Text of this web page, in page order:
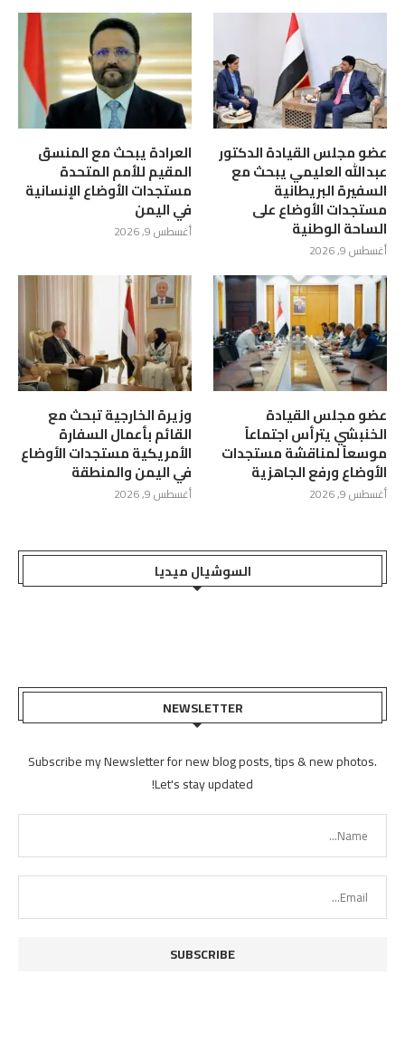
عضو مجلس القيادة الدكتور
عبدالله العليمي يبحث مع
السفيرة البريطانية
مستجدات الأوضاع على
الساحة الوطنية
أغسطس 9, 2026
العرادة يبحث مع المنسق
المقيم للأمم المتحدة
مستجدات الأوضاع الإنسانية
في اليمن
أغسطس 9, 2026
عضو مجلس القيادة
الخنبشي يترأس اجتماعاً
موسعاً لمناقشة مستجدات
الأوضاع ورفع الجاهزية
أغسطس 9, 2026
وزيرة الخارجية تبحث مع
القائم بأعمال السفارة
الأمريكية مستجدات الأوضاع
في اليمن والمنطقة
أغسطس 9, 2026
السوشيال ميديا
NEWSLETTER
Subscribe my Newsletter for new blog posts, tips & new photos.
Let's stay updated!